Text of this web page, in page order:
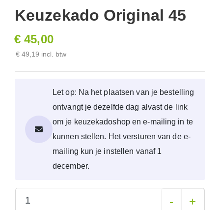
Keuzekado Original 45
€ 45,00
€ 49,19 incl. btw
Let op: Na het plaatsen van je bestelling
ontvangt je dezelfde dag alvast de link
om je keuzekadoshop en e-mailing in te
kunnen stellen. Het versturen van de e-
mailing kun je instellen vanaf 1
december.
- +